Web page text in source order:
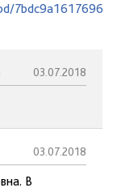
03.07.2018
03.07.2018
В